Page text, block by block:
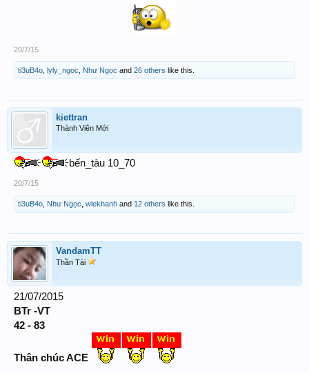
20/7/15
ti3uB4o lyly_ngoc Như Ngọc and 26 others like this.
kiettran
Thành Viên Mới
bến_tàu 10_70
20/7/15
ti3uB4o Như Ngọc wlekhanh and 12 others like this.
VandamTT
Thần Tài
21/07/2015
BTr -VT
42 - 83
Thân chúc ACE